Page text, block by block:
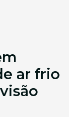
ar frio